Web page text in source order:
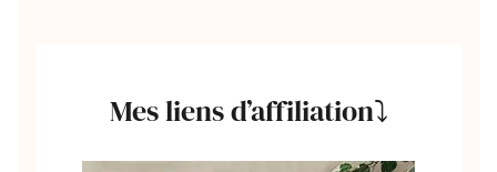
Mes liens d’affiliation⤵️